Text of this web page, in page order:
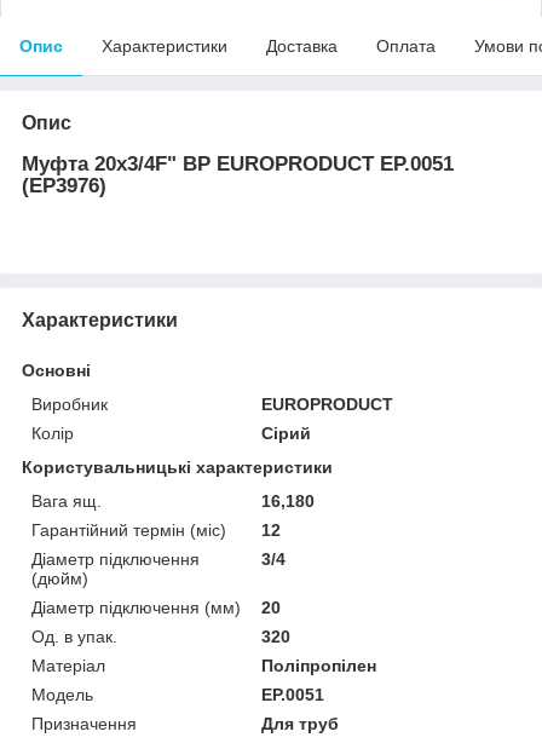
Опис Характеристики Доставка Оплата Умови
Опис
Муфта 20x3/4F" ВР EUROPRODUCT EP.0051
(EP3976)
Характеристики
Основні
Виробник
EUROPRODUCT
Колір
Сірий
Користувальницькі характеристики
Вага ящ.
16,180
Гарантійний термін (міс)
12
Діаметр підключення
(дюйм)
3/4
Діаметр підключення (мм)
20
Од. в упак.
320
Матеріал
Поліпропілен
Мoдель
EP.0051
Призначення
Для труб